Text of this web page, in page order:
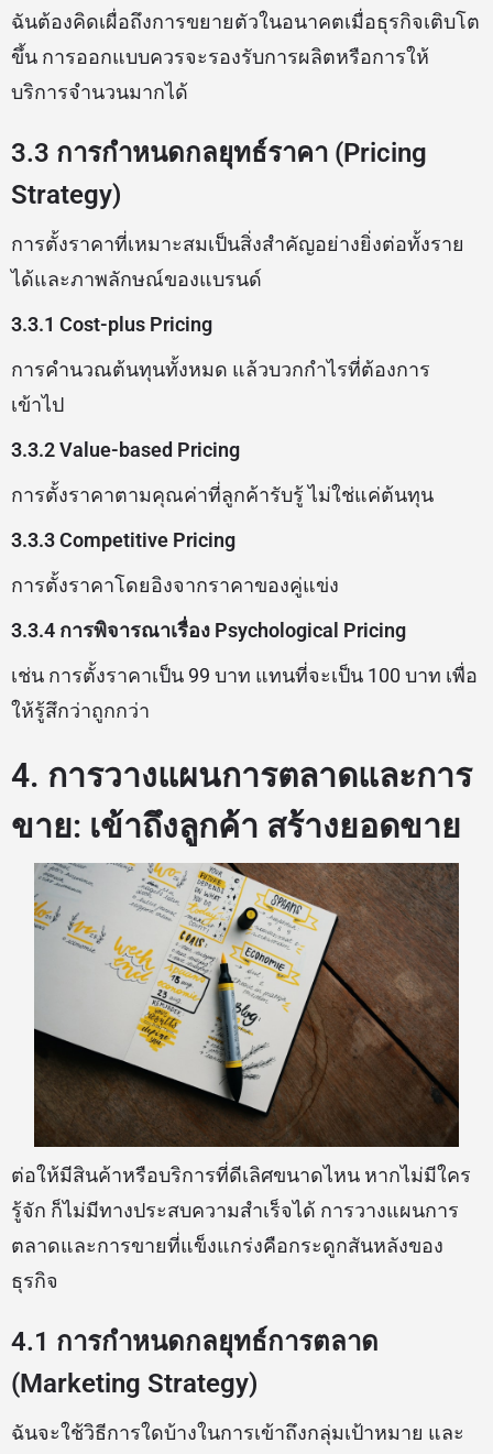
ฉันต้องคิดเผื่อถึงการขยายตัวในอนาคตเมื่อธุรกิจเติบโต
ขึ้น การออกแบบควรจะรองรับการผลิตหรือการให้
บริการจำนวนมากได้
3.3 การกำหนดกลยุทธ์ราคา (Pricing
Strategy)
การตั้งราคาที่เหมาะสมเป็นสิ่งสำคัญอย่างยิ่งต่อทั้งราย
ได้และภาพลักษณ์ของแบรนด์
3.3.1 Cost-plus Pricing
การคำนวณต้นทุนทั้งหมด แล้วบวกกำไรที่ต้องการ
เข้าไป
3.3.2 Value-based Pricing
การตั้งราคาตามคุณค่าที่ลูกค้ารับรู้ ไม่ใช่แค่ต้นทุน
3.3.3 Competitive Pricing
การตั้งราคาโดยอิงจากราคาของคู่แข่ง
3.3.4 การพิจารณาเรื่อง Psychological Pricing
เช่น การตั้งราคาเป็น 99 บาท แทนที่จะเป็น 100 บาท เพื่อ
ให้รู้สึกว่าถูกกว่า
4. การวางแผนการตลาดและการ
ขาย: เข้าถึงลูกค้า สร้างยอดขาย
ต่อให้มีสินค้าหรือบริการที่ดีเลิศขนาดไหน หากไม่มีใคร
รู้จัก ก็ไม่มีทางประสบความสำเร็จได้ การวางแผนการ
ตลาดและการขายที่แข็งแกร่งคือกระดูกสันหลังของ
ธุรกิจ
4.1 การกำหนดกลยุทธ์การตลาด
(Marketing Strategy)
ฉันจะใช้วิธีการใดบ้างในการเข้าถึงกลุ่มเป้าหมาย และ